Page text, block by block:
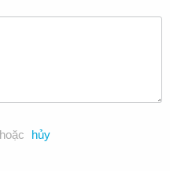
hoặc hủy